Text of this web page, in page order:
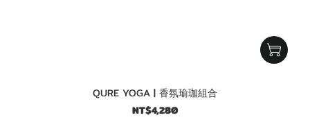
QURE YOGA | 香氛瑜珈組合
NT$4,280